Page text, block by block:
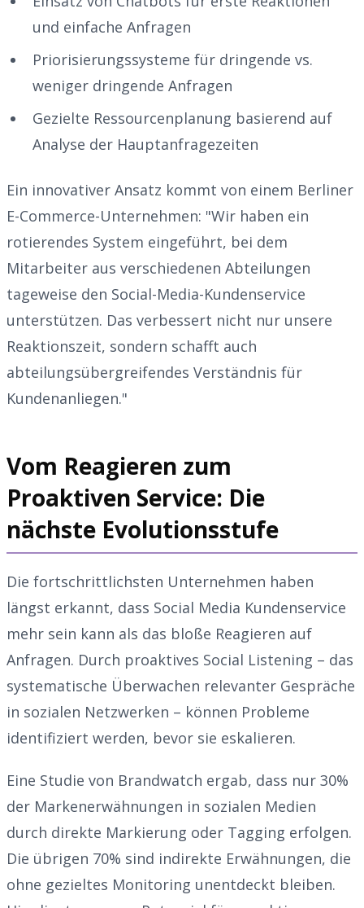
und einfache Anfragen
Priorisierungssysteme für dringende vs.
weniger dringende Anfragen
Gezielte Ressourcenplanung basierend auf
Analyse der Hauptanfragezeiten
Ein innovativer Ansatz kommt von einem Berliner
E-Commerce-Unternehmen: "Wir haben ein
rotierendes System eingeführt, bei dem
Mitarbeiter aus verschiedenen Abteilungen
tageweise den Social-Media-Kundenservice
unterstützen. Das verbessert nicht nur unsere
Reaktionszeit, sondern schafft auch
abteilungsübergreifendes Verständnis für
Kundenanliegen."
Vom Reagieren zum
Proaktiven Service: Die
nächste Evolutionsstufe
Die fortschrittlichsten Unternehmen haben
längst erkannt, dass Social Media Kundenservice
mehr sein kann als das bloße Reagieren auf
Anfragen. Durch proaktives Social Listening – das
systematische Überwachen relevanter Gespräche
in sozialen Netzwerken – können Probleme
identifiziert werden, bevor sie eskalieren.
Eine Studie von Brandwatch ergab, dass nur 30%
der Markenerwähnungen in sozialen Medien
durch direkte Markierung oder Tagging erfolgen.
Die übrigen 70% sind indirekte Erwähnungen, die
ohne gezieltes Monitoring unentdeckt bleiben.